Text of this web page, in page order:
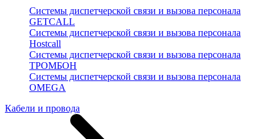
Системы диспетчерской связи и вызова персонала
GETCALL
Системы диспетчерской связи и вызова персонала
Hostcall
Системы диспетчерской связи и вызова персонала
ТРОМБОН
Системы диспетчерской связи и вызова персонала
OMEGA
Кабели и провода